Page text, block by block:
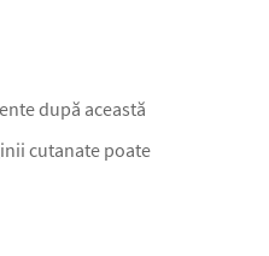
după această
cutanate poate